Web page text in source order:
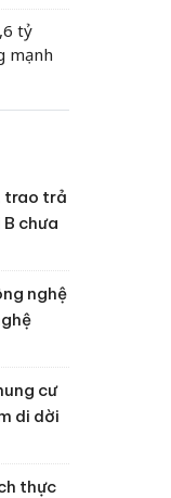
tỷ
mạnh
trao trả
chưa
nghệ
cư
di dời
thực